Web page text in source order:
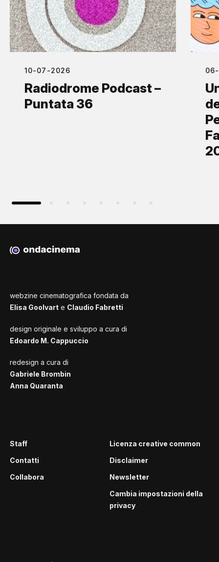
10-07-2026
Radiodrome Podcast –
Puntata 36
webzine cinematografica fondata da
Elisa Goolvart e Claudio Fabretti
design originale e sviluppo a cura di
Edoardo M. Cappuccio
redesign a cura di
Gabriele Brombin
Anna Quaranta
Staff
Contatti
Collabora
Licenza creative common
Disclaimer
Newsletter
Cambia impostazioni della
privacy